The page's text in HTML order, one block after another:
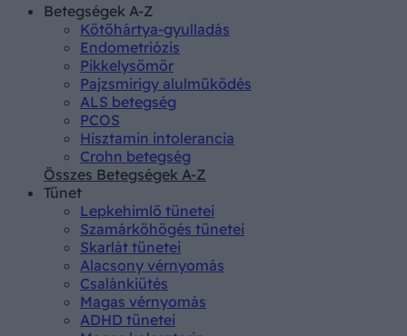
Betegségek A-Z
Kötőhártya-gyulladás
Endometriózis
Pikkelysömör
Pajzsmirigy alulműködés
ALS betegség
PCOS
Hisztamin intolerancia
Crohn betegség
Összes Betegségek A-Z
Tünet
Lepkehimlő tünetei
Szamárköhögés tünetei
Skarlát tünetei
Alacsony vérnyomás
Csalánkiütés
Magas vérnyomás
ADHD tünetei